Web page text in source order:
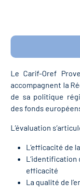
Le Carif-Oref
accompagnent la
de sa politique
des fonds
L’évaluation
L’efficacité de
efficacité
La qualité de